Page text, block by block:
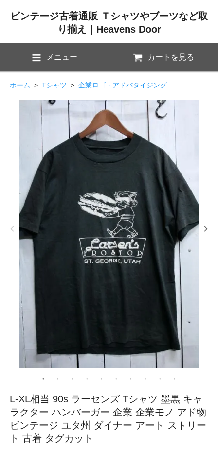
ビンテージ古着通販 Ｔシャツやブーツなど取
り揃え｜Heavens Door
メニュー カートを見る
ホーム > Tシャツ > 企業ロゴ・アドバタイジング
L-XL相当 90s ラーセンズ Tシャツ 墨黒 キャ
ラクター ハンバーガー 企業 企業モノ アド物
ビンテージ ユタ州 ダイナー アート ストリー
ト 古着 タグカット